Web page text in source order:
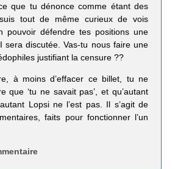
que tu dénonce comme étant des
tout de même curieux de vois
pouvoir défendre tes positions une
sera discutée. Vas-tu nous faire une
justifiant la censure ??
à moins d’effacer ce billet, tu ne
que ‘tu ne savait pas’, et qu’autant
Lopsi ne l’est pas. Il s’agit de
faits pour fonctionner l’un